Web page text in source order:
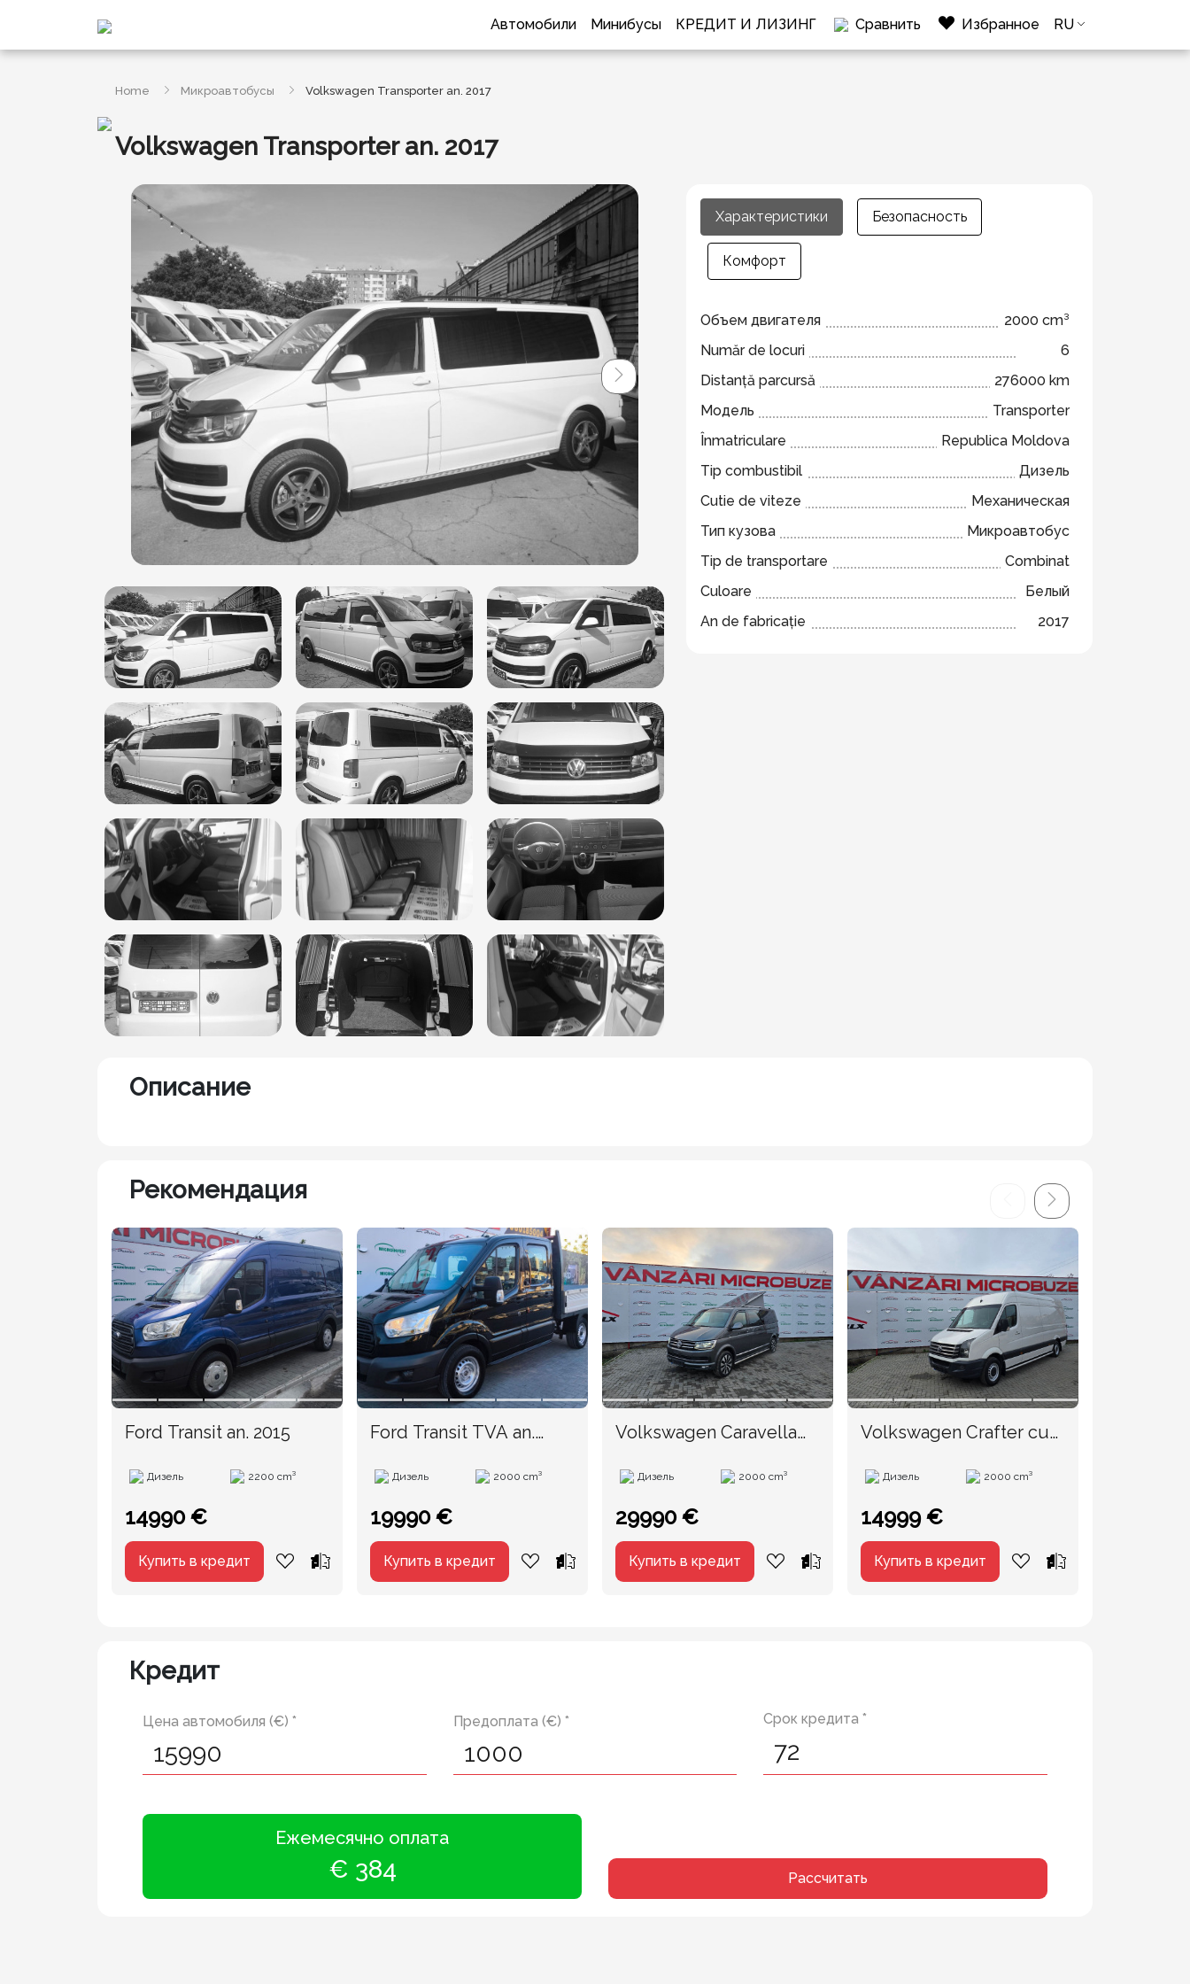
Автомобили Минибусы КРЕДИТ И ЛИЗИНГ Сравнить Избранное RU
Home Микроавтобусы Volkswagen Transporter an. 2017
Volkswagen Transporter an. 2017
Характеристики Безопасность
Комфорт
Объем двигателя
2000 cm³
Număr de locuri
6
Distanță parcursă
276000 km
Модель
Transporter
Înmatriculare
Republica Moldova
Tip combustibil
Дизель
Cutie de viteze
Механическая
Тип кузова
Микроавтобус
Tip de transportare
Combinat
Culoare
Белый
An de fabricație
2017
Описание
Рекомендация
Ford Transit an. 2015
Дизель 2200 cm³
14990 €
Купить в кредит
Ford Transit TVA an.
Дизель 2000 cm³
19990 €
Купить в кредит
Volkswagen Caravella
Дизель 2000 cm³
29990 €
Купить в кредит
Volkswagen Crafter cu
Дизель 2000 cm³
14999 €
Купить в кредит
Кредит
Цена автомобиля (€) * Предоплата (€) * Срок кредита *
Ежемесячно оплата
€ 384 Рассчитать